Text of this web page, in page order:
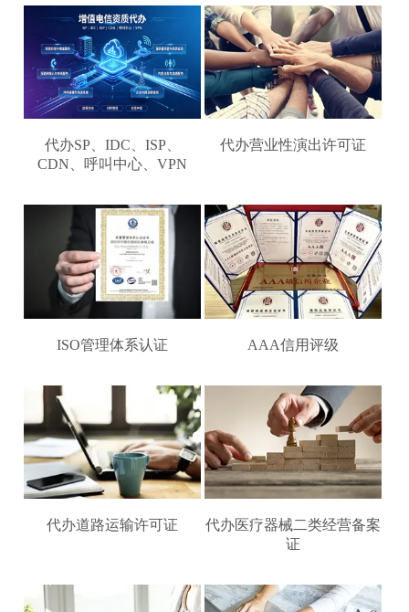
代办SP、IDC、ISP、
CDN、呼叫中心、VPN
代办营业性演出许可证
ISO管理体系认证 AAA信用评级
代办道路运输许可证
代办医疗器械二类经营备案
证